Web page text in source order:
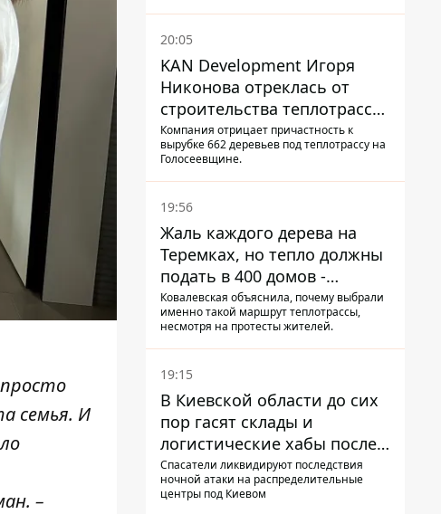
семья. И
–
20:05
KAN Development Игоря
Никонова отреклась от
строительства теплотрассы
на Теремках
Компания отрицает причастность к
вырубке 662 деревьев под теплотрассу на
Голосеевщине.
19:56
Жаль каждого дерева на
Теремках, но тепло должны
подать в 400 домов -
депутат Киевсовета
Ковалевская объяснила, почему выбрали
именно такой маршрут теплотрассы,
несмотря на протесты жителей.
19:15
В Киевской области до сих
пор гасят склады и
логистические хабы после
прилетов ракет - ГСЧС
Спасатели ликвидируют последствия
ночной атаки на распределительные
центры под Киевом